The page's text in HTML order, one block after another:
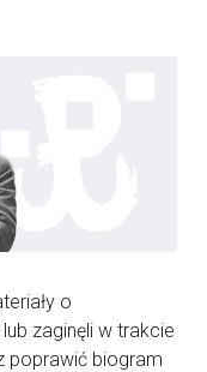
o
zaginęli w trakcie
poprawić biogram